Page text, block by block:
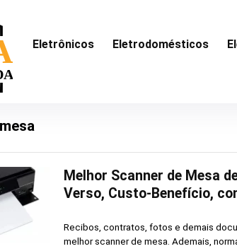
Eletrônicos Eletrodomésticos
Melhor Scanner de Mesa
Verso, Custo-Benefício,
Recibos, contratos, fotos e demais
melhor scanner de mesa. Ademais,